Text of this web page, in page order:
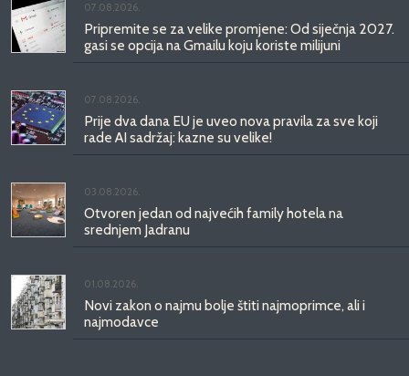
07.08.2026.
Pripremite se za velike promjene: Od siječnja 2027.
gasi se opcija na Gmailu koju koriste milijuni
07.08.2026.
Prije dva dana EU je uveo nova pravila za sve koji
rade AI sadržaj: kazne su velike!
03.08.2026.
Otvoren jedan od najvećih family hotela na
srednjem Jadranu
01.08.2026.
Novi zakon o najmu bolje štiti najmoprimce, ali i
najmodavce